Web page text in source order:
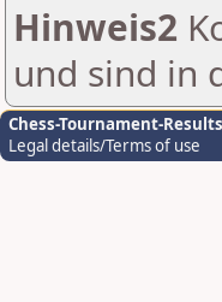
Hinweis2
und sind in
Chess-Tournament-
Legal details/Terms of use